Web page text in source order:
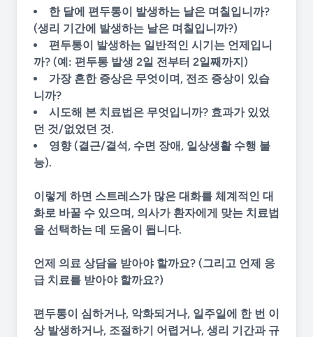
한 달에 편두통이 발생하는 날은 며칠입니까?
(생리 기간에 발생하는 날은 며칠입니까?)
편두통이 발생하는 일반적인 시기는 언제입니
까? (예: 편두통 발생 2일 전부터 2일째까지)
가장 흔한 증상은 무엇이며, 전조 증상이 있습
니까?
시도해 본 치료법은 무엇입니까? 효과가 있었
던 것/없었던 것.
영향(결근/결석, 수면 장애, 일상생활 수행 불
능).
이렇게 하면 스트레스가 많은 대화를 체계적인 대
화로 바꿀 수 있으며, 의사가 환자에게 맞는 치료법
을 선택하는 데 도움이 됩니다.
언제 의료 상담을 받아야 할까요? (그리고 언제 응
급 치료를 받아야 할까요?)
편두통이 심하거나, 악화되거나, 일주일에 한 번 이
상 발생하거나, 조절하기 어렵거나, 생리 기간과 규